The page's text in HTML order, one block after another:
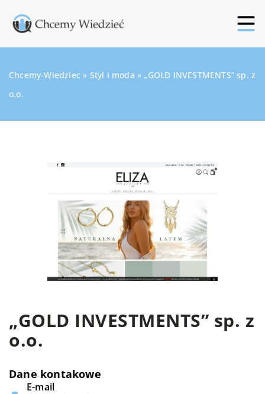
Chcemy-Wiedziec » Styl i moda » „GOLD INVESTMENTS” sp. z
o.o.
„GOLD INVESTMENTS” sp. z
o.o.
Dane kontakowe
E-mail